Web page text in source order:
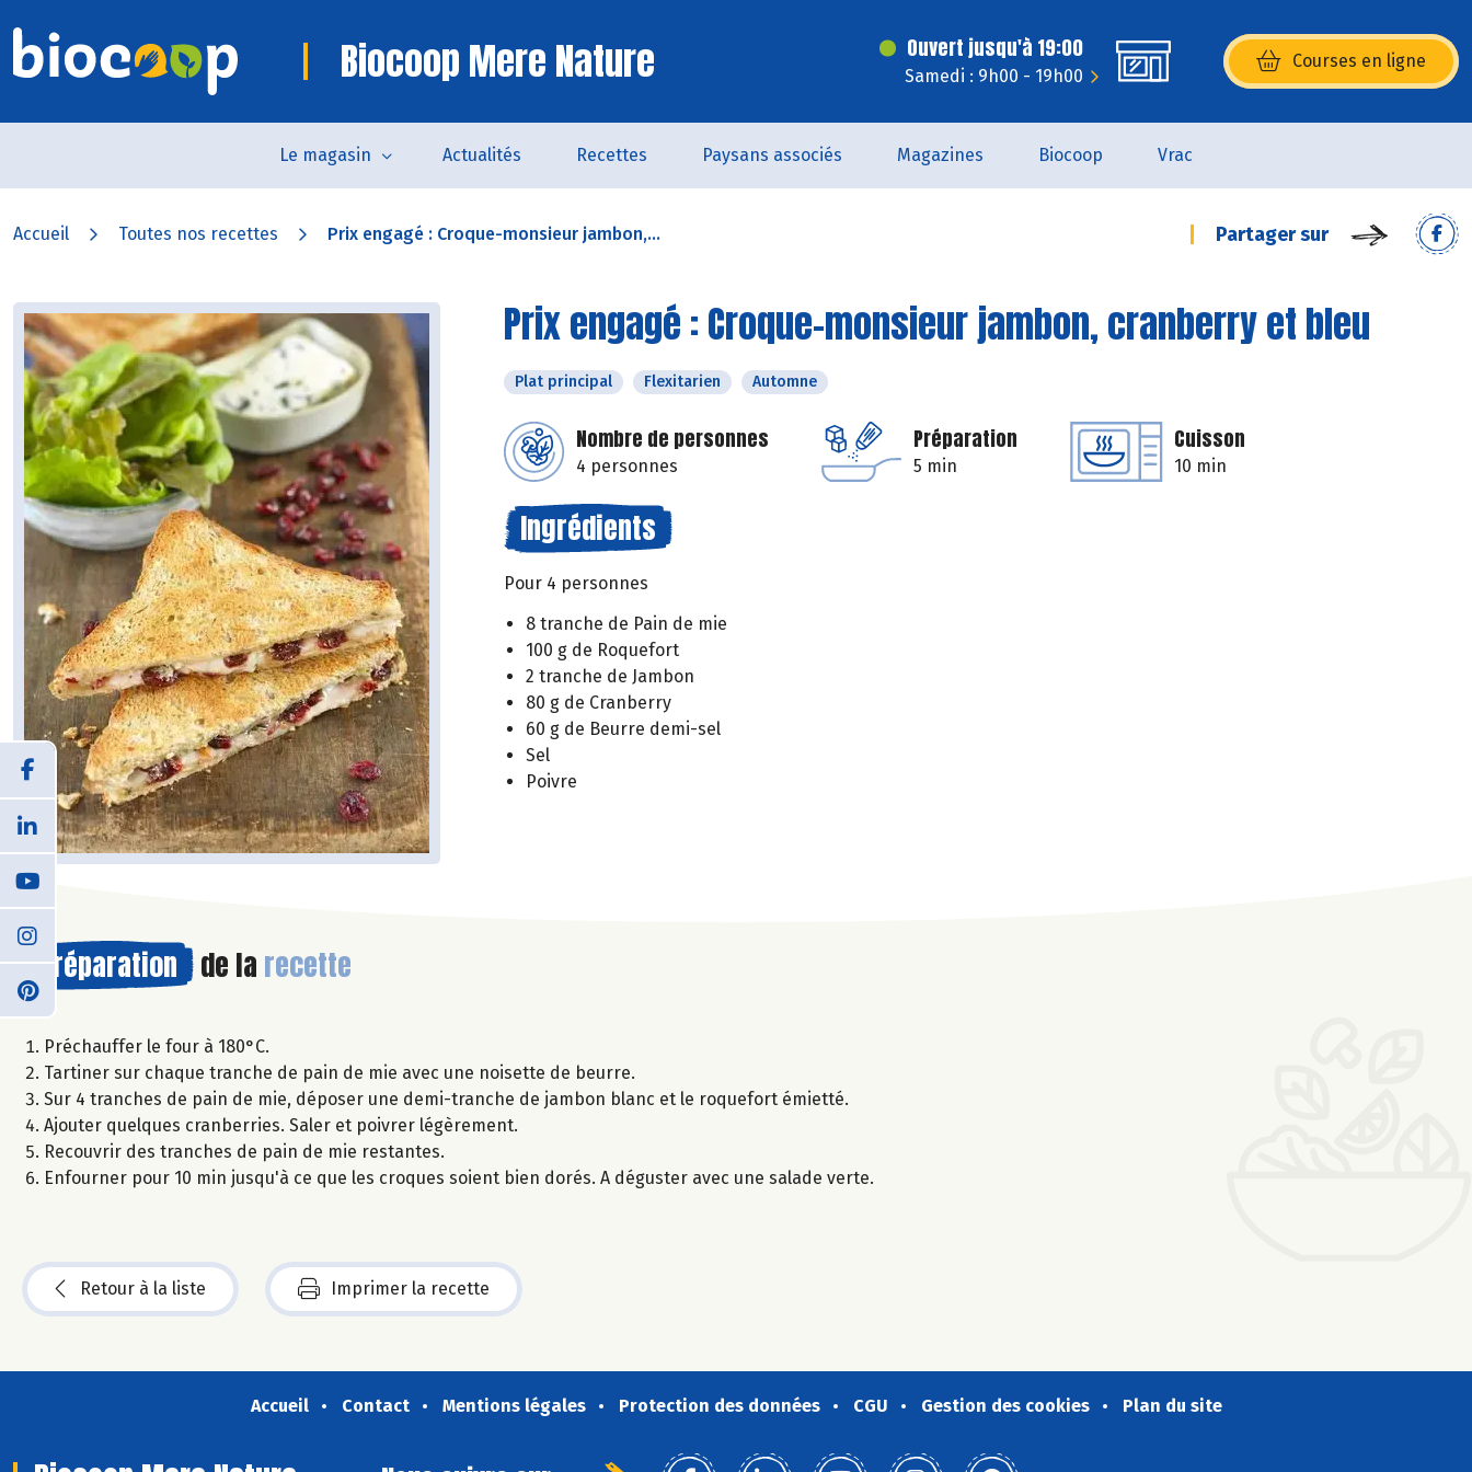
Biocoop Mere Nature Ouvert jusqu'à 19:00
Samedi : 9h00 - 19h00
Courses en ligne
(s’ouvre dans une nouvelle
Le magasin Actualités Recettes Paysans associés Magazines Biocoop Vrac
Accueil Toutes nos recettes Prix engagé : Croque-monsieur jambon,... Partager sur
Prix engagé : Croque-monsieur jambon, cranberry et bleu
Plat principal Flexitarien Automne
Nombre de personnes
4 personnes
Préparation
5 min
Cuisson
10 min
Ingrédients
Pour 4 personnes
8 tranche de Pain de mie
100 g de Roquefort
2 tranche de Jambon
80 g de Cranberry
60 g de Beurre demi-sel
Sel
Poivre
Préparation de la recette
Préchauffer le four à 180°C.
Tartiner sur chaque tranche de pain de mie avec une noisette de beurre.
Sur 4 tranches de pain de mie, déposer une demi-tranche de jambon blanc et le roquefort émietté.
Ajouter quelques cranberries. Saler et poivrer légèrement.
Recouvrir des tranches de pain de mie restantes.
Enfourner pour 10 min jusqu'à ce que les croques soient bien dorés. A déguster avec une salade verte.
Retour à la liste Imprimer la recette
Accueil Contact Mentions légales Protection des données CGU Gestion des cookies Plan du site